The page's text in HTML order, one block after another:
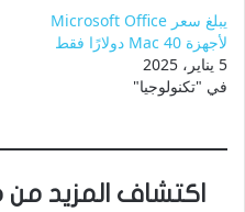
يبلغ سعر Microsoft Office
لأجهزة Mac 40 دولارًا فقط
5 يناير، 2025
في "تكنولوجيا"
اكتشاف المزيد من